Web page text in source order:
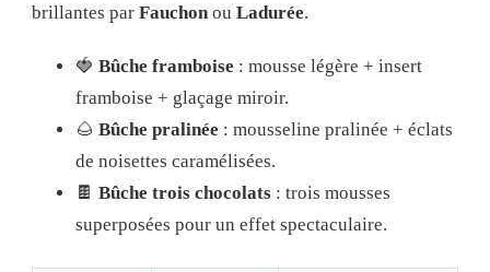
brillantes par Fauchon ou Ladurée.
🍓 Bûche framboise : mousse légère + insert
framboise + glaçage miroir.
🌰 Bûche pralinée : mousseline pralinée + éclats
de noisettes caramélisées.
🍫 Bûche trois chocolats : trois mousses
superposées pour un effet spectaculaire.